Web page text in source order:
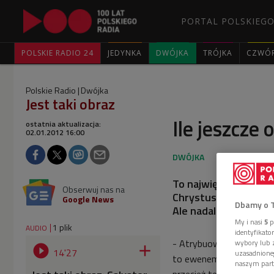
PORTAL
POLSKIE RADIO 24 JEDYNKA DWÓJKA TRÓJKA
Polskie Radio Dwójka
Jest taki obraz
Ile jeszcze
ostatnia aktualizacja:
02.01.2012 16:00
Obserwuj nas na
Google News
To największe
Chrystusa "Salvator
Ale nadal mnożą się
AUDIO 1 plik
 14'27 
- Atrybuowanie w
to ewenement. Znaleźć
Dbamy o
My i nasi 5
wybory lub
naszym